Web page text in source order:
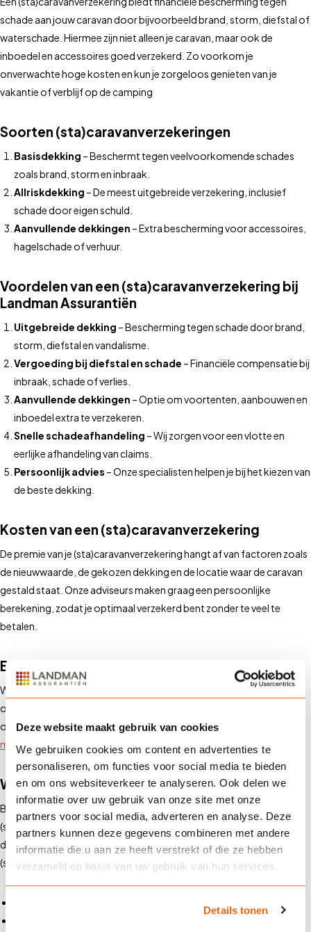
Deze website maakt gebruik van cookies
We gebruiken cookies om content en advertenties te
personaliseren, om functies voor social media te bieden
en om ons websiteverkeer te analyseren. Ook delen we
informatie over uw gebruik van onze site met onze
partners voor social media, adverteren en analyse. Deze
partners kunnen deze gegevens combineren met andere
informatie die u aan ze heeft verstrekt of die ze hebben
verzameld op basis van uw gebruik van hun services.
Details tonen
schade aan jouw caravan door bijvoorbeeld brand, storm, diefstal of
waterschade. Hiermee zijn niet alleen je caravan, maar ook de
inboedel en accessoires goed verzekerd. Zo voorkom je
onverwachte hoge kosten en kun je zorgeloos genieten van je
vakantie of verblijf op de camping
Soorten (sta)caravanverzekeringen
Basisdekking – Beschermt tegen veelvoorkomende schades
zoals brand, storm en inbraak.
Allriskdekking – De meest uitgebreide verzekering, inclusief
schade door eigen schuld.
Aanvullende dekkingen – Extra bescherming voor accessoires,
hagelschade of verhuur.
Voordelen van een (sta)caravanverzekering bij
Landman Assurantiën
Uitgebreide dekking – Bescherming tegen schade door brand,
storm, diefstal en vandalisme.
Vergoeding bij diefstal en schade – Financiële compensatie bij
inbraak, schade of verlies.
Aanvullende dekkingen – Optie om voortenten, aanbouwen en
inboedel extra te verzekeren.
Snelle schadeafhandeling – Wij zorgen voor een vlotte en
eerlijke afhandeling van claims.
Persoonlijk advies – Onze specialisten helpen je bij het kiezen van
de beste dekking.
Kosten van een (sta)caravanverzekering
De premie van je (sta)caravanverzekering hangt af van factoren zoals
de nieuwwaarde, de gekozen dekking en de locatie waar de caravan
gestald staat. Onze adviseurs maken graag een persoonlijke
berekening, zodat je optimaal verzekerd bent zonder te veel te
betalen.
Bereken je premie
Wil je weten wat een (sta)caravanverzekering je kost? Neemcontact
op met onze adviseurs voor persoonlijk advies. Onze adviseurs zijn
op werkdagen bereikbaar van 8.00 tot 17.30 uur via
mail.
Waarom kiezen voor Landman Assurantiën?
Bij Landman Assurantiën
(sta)caravan is. Daarom bieden wij op maat gemaakte verzekeringen
die aansluiten bij jouw wensen en gebruik. Met onze
(sta)caravanverzekering ben je verzekerd van: